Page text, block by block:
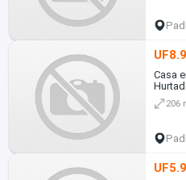
Casa
206